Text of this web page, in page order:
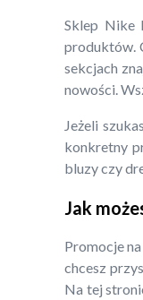
Sklep Nike
produktów.
sekcjach
nowości.
Jeżeli
konkretny
bluzy czy
Jak
Promocje
chcesz
Na tej